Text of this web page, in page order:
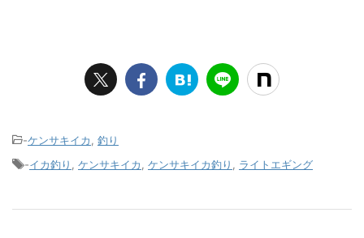
-ケンサキイカ
釣り
-イカ釣り ケンサキイカ ケンサキイカ釣り ライトエギング